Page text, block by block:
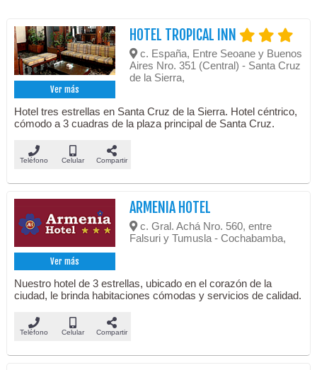
Ver más
HOTEL TROPICAL INN
c. España, Entre Seoane y Buenos
Aires Nro. 351 (Central) - Santa Cruz
de la Sierra,
Hotel tres estrellas en Santa Cruz de la Sierra. Hotel céntrico,
cómodo a 3 cuadras de la plaza principal de Santa Cruz.
Teléfono Celular Compartir
Ver más
ARMENIA HOTEL
c. Gral. Achá Nro. 560, entre
Falsuri y Tumusla - Cochabamba,
Nuestro hotel de 3 estrellas, ubicado en el corazón de la
ciudad, le brinda habitaciones cómodas y servicios de calidad.
Teléfono Celular Compartir